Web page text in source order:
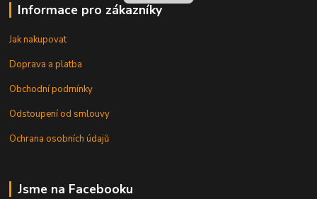
Informace pro zákazníky
Jak nakupovat
Doprava a platba
Obchodní podmínky
Odstoupení od smlouvy
Ochrana osobních údajů
Jsme na Facebooku